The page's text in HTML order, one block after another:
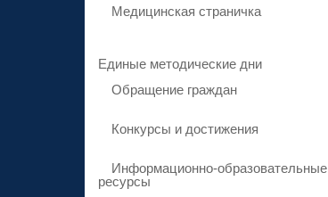
Медицинская страничка
Единые методические дни
Обращение граждан
Конкурсы и достижения
Информационно-образовательные
ресурсы